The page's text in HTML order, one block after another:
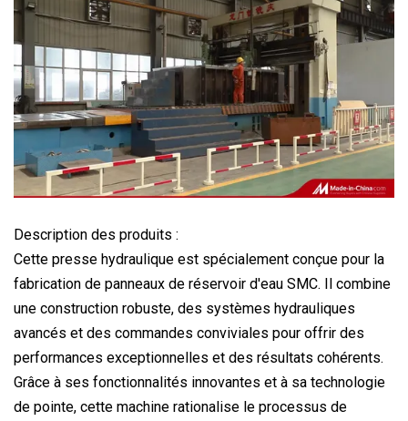
Description des produits :
Cette presse hydraulique est spécialement conçue pour la
fabrication de panneaux de réservoir d'eau SMC. Il combine
une construction robuste, des systèmes hydrauliques
avancés et des commandes conviviales pour offrir des
performances exceptionnelles et des résultats cohérents.
Grâce à ses fonctionnalités innovantes et à sa technologie
de pointe, cette machine rationalise le processus de